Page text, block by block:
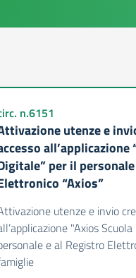
n.6151
utenze e
all’applicazione
per il
“Axios”
utenze e invio
"Axios
e al Registro